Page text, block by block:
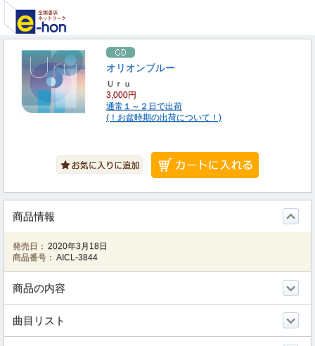
オリオンブルー
Ｕｒｕ
3,000円
通常１～２日で出荷
(！お盆時期の出荷について！)
商品情報
発売日： 2020年3月18日
商品番号： AICL-3844
商品の内容
曲目リスト